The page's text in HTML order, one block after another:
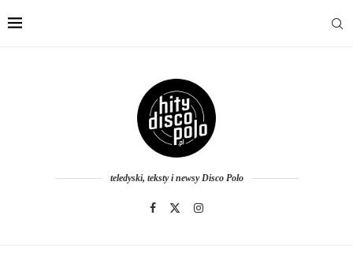
teledyski, teksty i newsy Disco Polo